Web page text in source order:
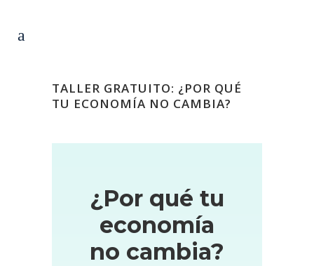
TALLER GRATUITO: ¿POR QUÉ
TU ECONOMÍA NO CAMBIA?
¿Por qué tu
economía
no cambia?